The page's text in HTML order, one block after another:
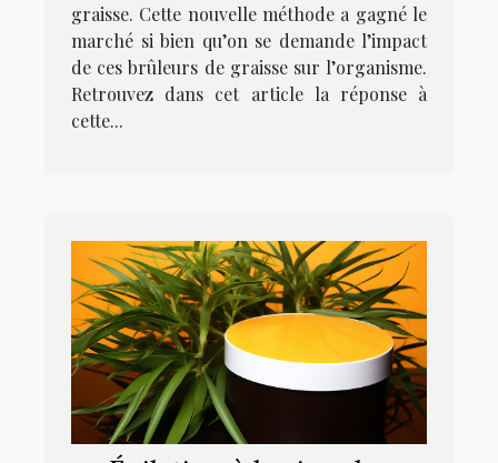
graisse. Cette nouvelle méthode a gagné le
marché si bien qu’on se demande l’impact
de ces brûleurs de graisse sur l’organisme.
Retrouvez dans cet article la réponse à
cette...